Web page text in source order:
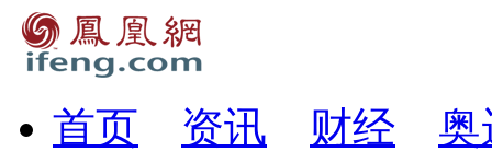
首页 资讯 财经
奥